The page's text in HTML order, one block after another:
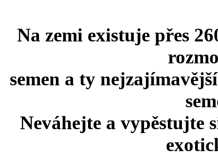
Na zemi existuje přes
semen a ty
Neváhejte a vypěstujte